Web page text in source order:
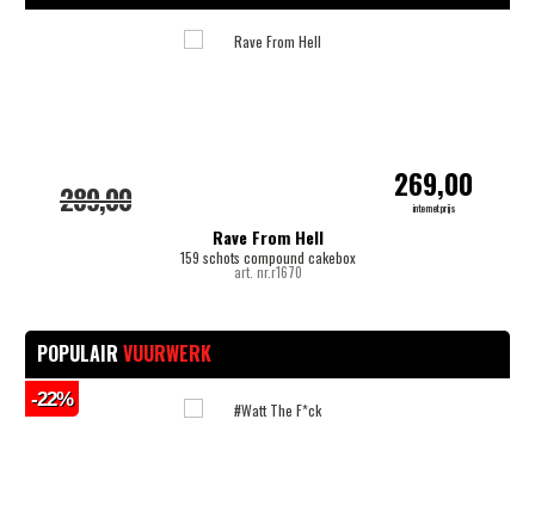
Rave From Hell
159 schots compound cakebox
art. nr.r1670
289,00 269,00
internetprijs
POPULAIR VUURWERK
-22%